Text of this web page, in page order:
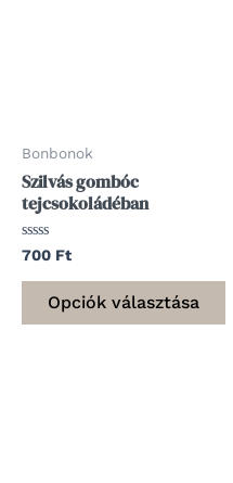
Bonbonok
Szilvás gombóc
tejcsokoládéban
Értékelés:
/
700 Ft
Opciók választása